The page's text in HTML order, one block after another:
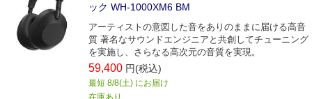
ック WH-1000XM6 BM
アーティストの意図した音をありのままに届ける高音
質 著名なサウンドエンジニアと共創してチューニング
を実施し、さらなる高次元の音質を実現。
59,400 円(税込)
最短 8/8(土) にお届け
在庫あり